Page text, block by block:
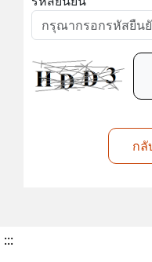
กลั
:::